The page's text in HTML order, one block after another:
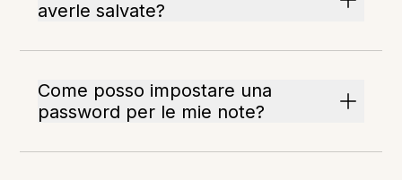
averle salvate?
Come posso impostare una
password per le mie note?